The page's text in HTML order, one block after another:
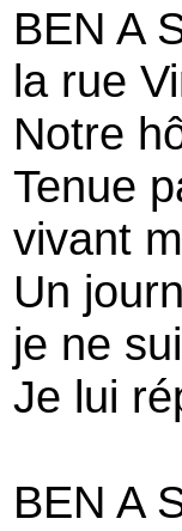
BEN A
la rue
Notre
Tenue
vivant
Un
je ne
Je lui
BEN A